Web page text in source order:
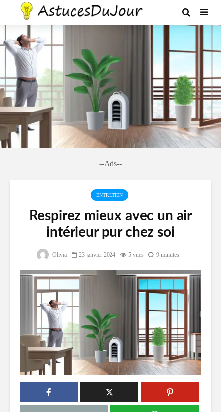
--Ads--
ENTRETIEN
Respirez mieux avec un air
intérieur pur chez soi
Olivia 23 janvier 2024 5 vues 9 minutes